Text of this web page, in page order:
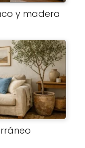
y madera